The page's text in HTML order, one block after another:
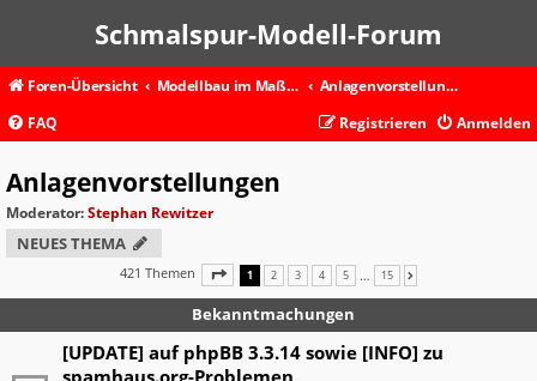
Schmalspur-Modell-Forum
Foren-Übersicht Modellbau im Maßstab 1:87 und kleiner
Anlagenvorstellungen
FAQ
Anmelden
Registrieren
Anlagenvorstellungen
Moderator:Stephan Rewitzer
NEUES THEMA
421 Themen SEITE VON 15
1 2 3 4 5 … 15
Bekanntmachungen
[UPDATE] auf phpBB 3.3.14 sowie [INFO] zu